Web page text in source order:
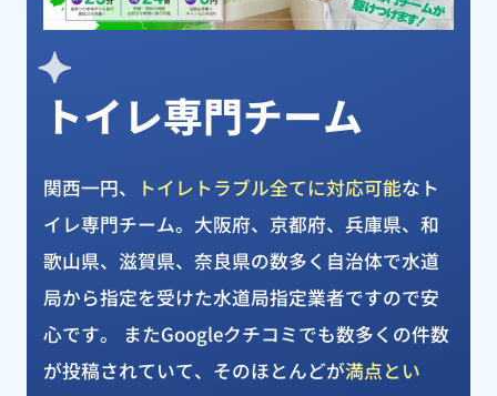
トイレ専門チーム
関西一円、 トイレトラブル全てに対応可能なト
イレ専門チーム。大阪府、京都府、兵庫県、和
歌山県、滋賀県、奈良県の数多く自治体で水道
局から指定を受けた水道局指定業者ですので安
心です。 またGoogleクチコミでも数多くの件数
が投稿されていて、そのほとんどが満点とい